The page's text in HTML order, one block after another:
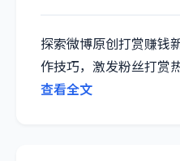
探索微博原创打赏赚钱
作技巧，激发粉丝打赏
查看全文